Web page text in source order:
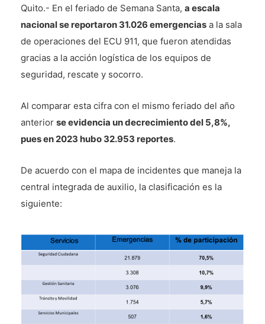
Quito.- En el feriado de Semana Santa, a escala
nacional se reportaron 31.026 emergencias a la sala
de operaciones del ECU 911, que fueron atendidas
gracias a la acción logística de los equipos de
seguridad, rescate y socorro.
Al comparar esta cifra con el mismo feriado del año
anterior se evidencia un decrecimiento del 5,8%,
pues en 2023 hubo 32.953 reportes.
De acuerdo con el mapa de incidentes que maneja la
central integrada de auxilio, la clasificación es la
siguiente: